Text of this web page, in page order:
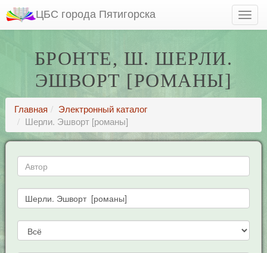
ЦБС города Пятигорска
БРОНТЕ, Ш. ШЕРЛИ.
ЭШВОРТ [РОМАНЫ]
Главная
Электронный каталог
Шерли. Эшворт [романы]